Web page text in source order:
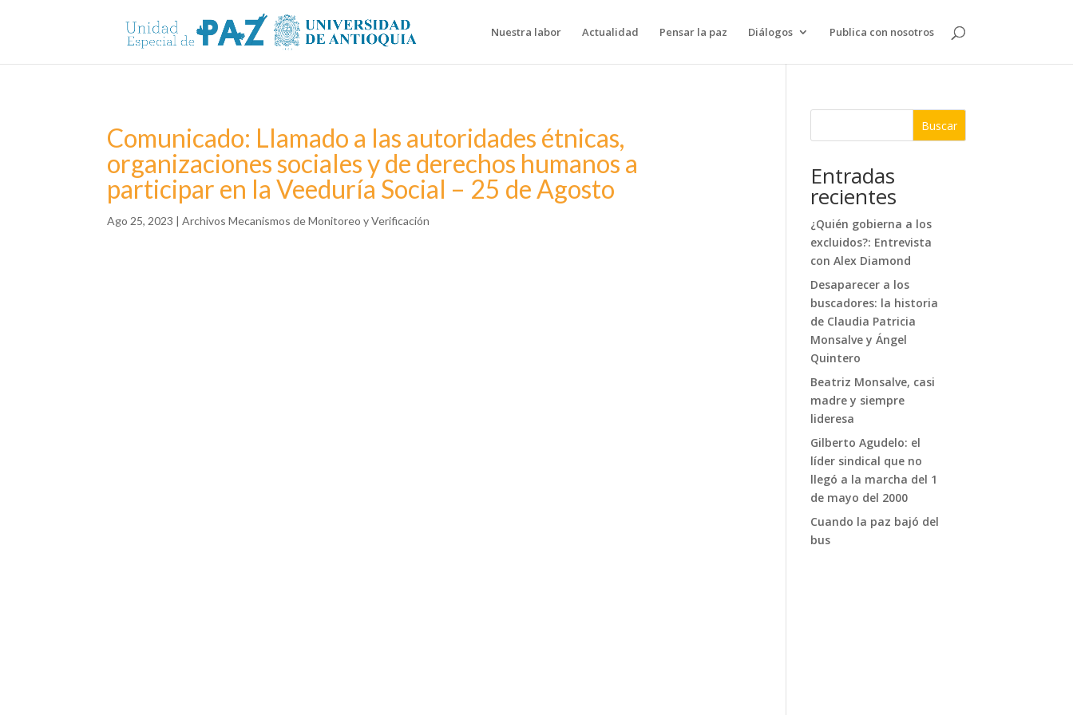
Nuestra labor Actualidad Pensar la paz Diálogos Publica con nosotros
Comunicado: Llamado a las autoridades étnicas,
organizaciones sociales y de derechos humanos a
participar en la Veeduría Social – 25 de Agosto
Ago 25, 2023 |Archivos Mecanismos de Monitoreo y Verificación
Buscar
Entradas
recientes
¿Quién gobierna a los
excluidos?: Entrevista
con Alex Diamond
Desaparecer a los
buscadores: la historia
de Claudia Patricia
Monsalve y Ángel
Quintero
Beatriz Monsalve, casi
madre y siempre
lideresa
Gilberto Agudelo: el
líder sindical que no
llegó a la marcha del 1
de mayo del 2000
Cuando la paz bajó del
bus